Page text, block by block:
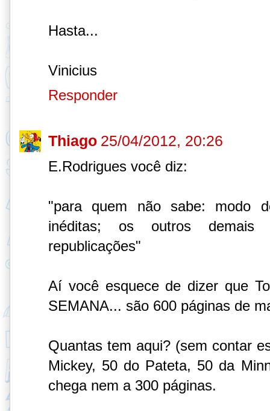
Hasta...
Vinicius
Responder
Thiago 25/04/2012, 20:26
E.Rodrigues você diz:
"para quem não sabe: modo
inéditas; os outros
republicações"
Aí você esquece de dizer que
SEMANA... são 600 páginas de
Quantas tem aqui? (sem contar
Mickey, 50 do Pateta, 50 da
chega nem a 300 páginas.